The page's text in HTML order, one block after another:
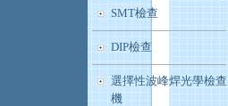
SMT檢查
DIP檢查
選擇性波峰焊光學檢查
機